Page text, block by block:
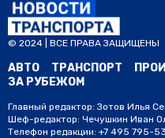
© 2024 | ВСЕ ПРАВА ЗАЩИЩЕНЫ
АВТО ТРАНСПОРТ
ЗА РУБЕЖОМ
Главный редактор: Зотов Илья
Шеф-редактор: Чечушкин Иван
Телефон редакции: +7 495 795-